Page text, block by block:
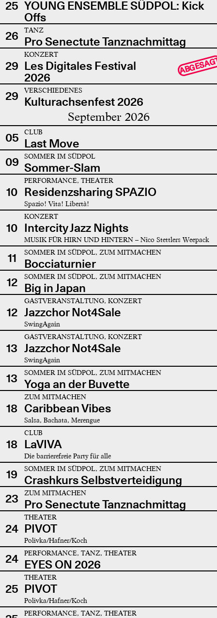
25 YOUNG ENSEMBLE SÜDPOL: Kick
Offs
26
TANZ
Pro Senectute Tanznachmittag
29
KONZERT
Les Digitales Festival
2026
29 VERSCHIEDENES
Kulturachsenfest 2026
September 2026
05 CLUB
Last Move
09
SOMMER IM SÜDPOL
Sommer-Slam
10
PERFORMANCE, THEATER
Residenzsharing SPAZIO
Spazio! Vita! Libertà!
10
KONZERT
Intercity Jazz Nights
MUSIK FÜR HIRN UND HINTERN – Nico Stettlers Weepack
11 SOMMER IM SÜDPOL, ZUM MITMACHEN
Bocciaturnier
12
SOMMER IM SÜDPOL, ZUM MITMACHEN
Big in Japan
12
GASTVERANSTALTUNG, KONZERT
Jazzchor Not4Sale
SwingAgain
13
GASTVERANSTALTUNG, KONZERT
Jazzchor Not4Sale
SwingAgain
13 SOMMER IM SÜDPOL, ZUM MITMACHEN
Yoga an der Buvette
18
ZUM MITMACHEN
Caribbean Vibes
Salsa, Bachata, Merengue
18
CLUB
LaVIVA
Die barrierefreie Party für alle
19 SOMMER IM SÜDPOL, ZUM MITMACHEN
Crashkurs Selbstverteidigung
23
ZUM MITMACHEN
Pro Senectute Tanznachmittag
24
THEATER
PIVOT
Polivka/Hafner/Koch
24 PERFORMANCE, TANZ, THEATER
EYES ON 2026
25
THEATER
PIVOT
Polivka/Hafner/Koch
PERFORMANCE, TANZ, THEATER